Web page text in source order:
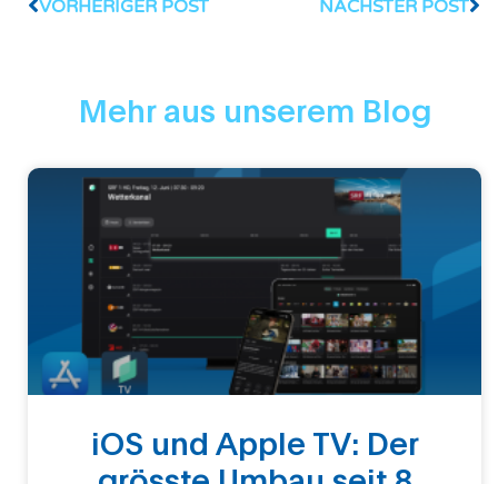
VORHERIGER POST NÄCHSTER POST
Mehr aus unserem Blog
iOS und Apple TV: Der